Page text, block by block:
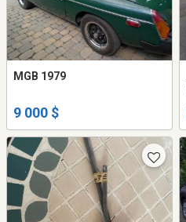
MGB 1979
9 000 $